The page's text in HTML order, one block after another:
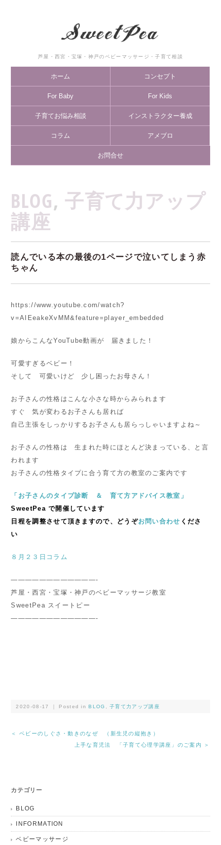
芦屋・西宮・宝塚・神戸のベビーマッサージ・子育て相談
ホーム コンセプト
For Baby For Kids
子育てお悩み相談 インストラクター養成
コラム アメブロ
お問合せ
BLOG, 子育て力アップ
講座
読んでいる本の最後の1ページで泣いてしまう赤
ちゃん
https://www.youtube.com/watch?
v=AIEeakeXvMM&feature=player_embedded
娘からこんなYouTube動画が 届きました！
可愛すぎるベビー！
そして 可愛いけど 少し困ったお母さん！
お子さんの性格はこんな小さな時からみられます
すぐ 気が変わるお子さんも居れば
自己主張をしっかりするお子さんも居らっしゃいますよね～
お子さんの性格は 生まれた時にほとんど決まっている、と言
われます
お子さんの性格タイプに合う育て方の教室のご案内です
「お子さんのタイプ診断 ＆ 育て方アドバイス教室」
SweetPea で開催しています
日程を調整させて頂きますので、どうぞお問い合わせ くださ
い
８月２３日コラム
————————————-
芦屋・西宮・宝塚・神戸のベビーマッサージ教室
SweetPea スイートピー
————————————-
2020-08-17 ｜ Posted inBLOG ,子育て力アップ講座
＜ ベビーのしぐさ・動きのなぜ （新生児の縦抱き）
上手な育児法 「子育て心理学講座」のご案内 ＞
カテゴリー
BLOG
INFORMATION
ベビーマッサージ